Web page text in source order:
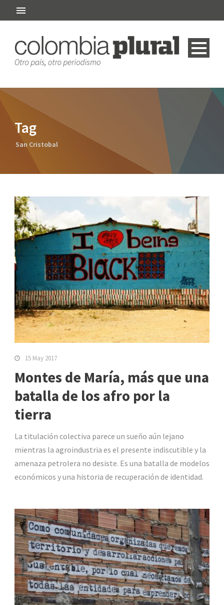
Tag
San Cristobal
15 May 2017
Montes de María, más que una
batalla de los afro por la
tierra
La titulación colectiva parece un sueño aún lejano
mientras la agroindustria es el presente indiscutible y la
amenaza petrolera no desiste. Es una batalla de modelos
económicos y una historia de recuperación de identidad.